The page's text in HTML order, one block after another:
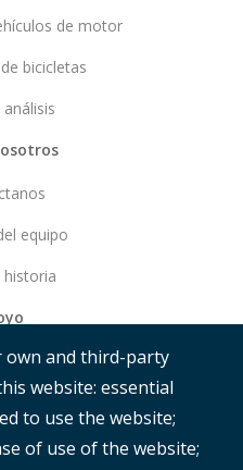
own and third-party
website: essential
to use the website;
of use of the website;
de motor
bicicletas
equipo
historia